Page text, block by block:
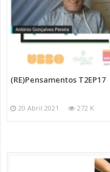
(RE)Pensamentos T2EP17
20 Abril 2021 272 K